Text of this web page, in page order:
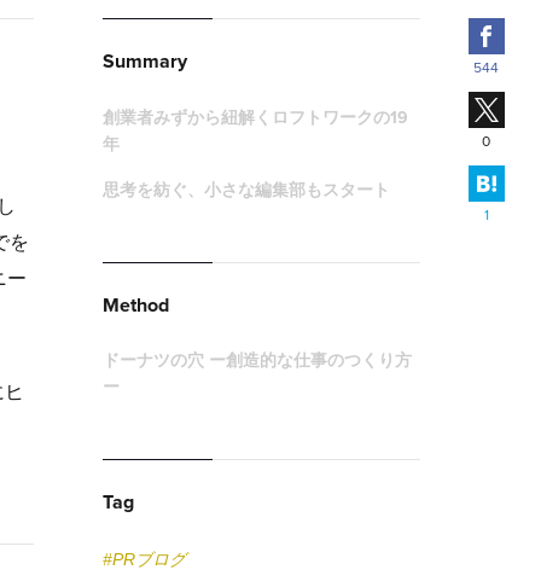
Summary
創業者みずから紐解くロフトワークの19
年
思考を紡ぐ、小さな編集部もスタート
Method
ドーナツの穴 ー創造的な仕事のつくり方
ー
Tag
#PRブログ
544
0
1
を
ー